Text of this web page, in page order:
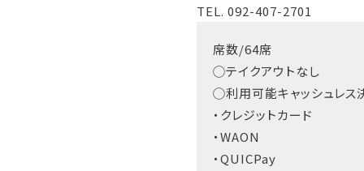
TEL. 092-407-2701
席数/64席
◯テイクアウトなし
◯利用可能キャッシュレス
・クレジットカード
・WAON
・QUICPay